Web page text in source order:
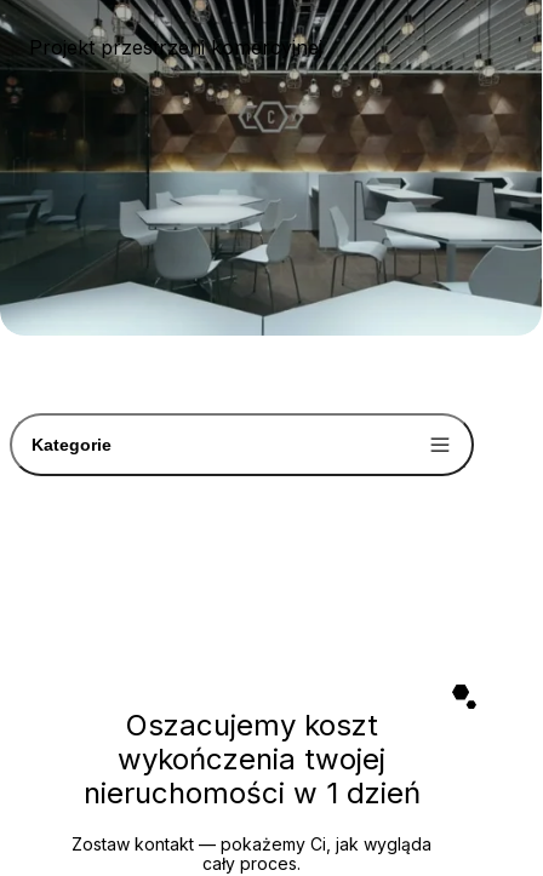
Projekt przestrzeni komercyjnej
Kategorie
Oszacujemy koszt
wykończenia twojej
nieruchomości w 1 dzień
Zostaw kontakt — pokażemy Ci, jak wygląda
cały proces.